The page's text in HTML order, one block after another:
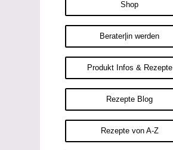
Shop
Berater|in werden
Produkt Infos & Rezepte
Rezepte Blog
Rezepte von A-Z